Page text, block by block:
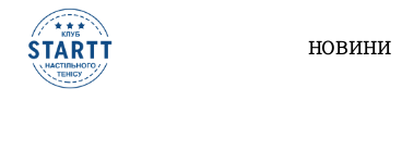
НОВИНИ
Поздравляем Линского